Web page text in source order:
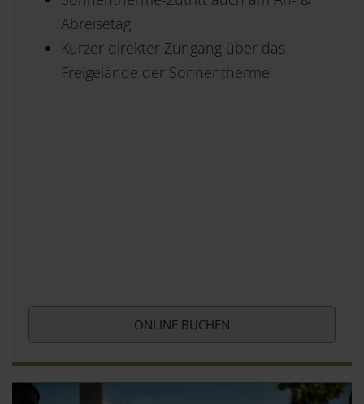
Abreisetag
Kurzer direkter Zungang über das
Freigelände der Sonnentherme
ONLINE BUCHEN